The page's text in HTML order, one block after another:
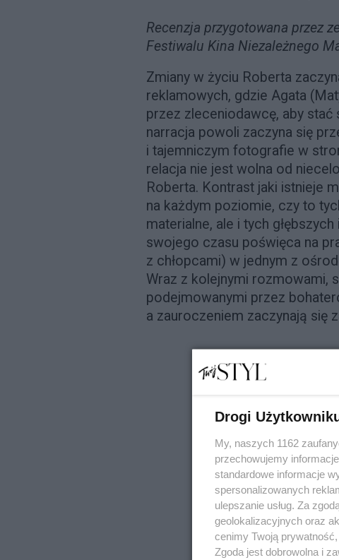
Recenzja przygotowana przez
Festiwalu Kina Niezależnego
Zmiany w życiu Roberta
reklamowych, gdzie Agata
przez zleceniodawcę, aby
narracja powoli zaczyna się
i tajemniczym fotografie w
relacja nie jest wolna od
Roberta. Kontrast jaki istnieje
na każdym poziomie, czy to
materialne, ale i tych
swojego czasu poświęca na
z chłopcami) w jednym z
Wraz z kolejnymi rozmowami,
podejmowanymi przez
a zauroczeniem zaczynają się
Drogi
My, naszych 1162
przechowujemy
standardowe informacje
spersonalizowanych
ulepszanie usług. Za
geolokalizacyjnych oraz
cenimy Twoją
Zgoda jest dobrowolna i